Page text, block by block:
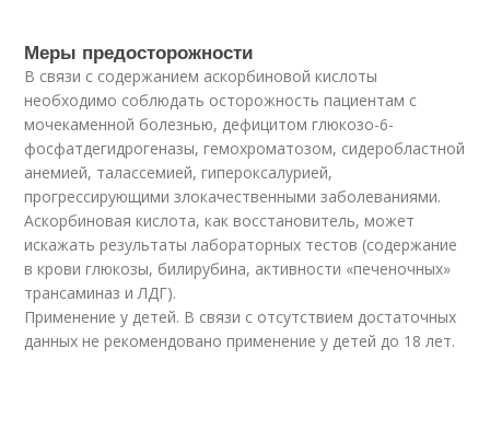
Меры предосторожности
В связи с содержанием аскорбиновой кислоты
необходимо соблюдать осторожность пациентам с
мочекаменной болезнью, дефицитом глюкозо-6-
фосфатдегидрогеназы, гемохроматозом, сидеробластной
анемией, талассемией, гипероксалурией,
прогрессирующими злокачественными заболеваниями.
Аскорбиновая кислота, как восстановитель, может
искажать результаты лабораторных тестов (содержание
в крови глюкозы, билирубина, активности «печеночных»
трансаминаз и ЛДГ).
Применение у детей. В связи с отсутствием достаточных
данных не рекомендовано применение у детей до 18 лет.